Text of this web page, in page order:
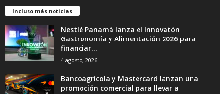
Incluso más noticias
Nestlé Panamá lanza el Innovatón
Gastronomía y Alimentación 2026 para
financiar...
4 agosto, 2026
Bancoagrícola y Mastercard lanzan una
promoción comercial para llevar a